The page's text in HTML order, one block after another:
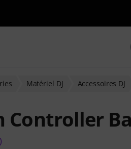
Matériel DJ Accessoires DJ
Controller
sur 5 d'après 22
)